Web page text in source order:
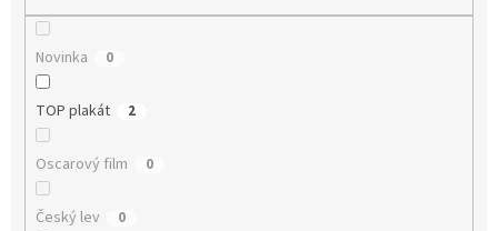
Novinka 0
TOP plakát 2
Oscarový film 0
Český lev 0